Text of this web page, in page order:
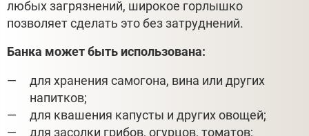
любых загрязнений, широкое горлышко
позволяет сделать это без затруднений.
Банка может быть использована:
для хранения самогона, вина или других
напитков;
для квашения капусты и других овощей;
для засолки грибов, огурцов, томатов;